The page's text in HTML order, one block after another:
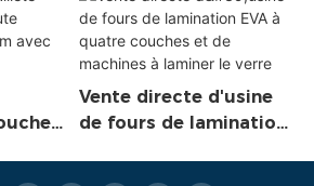
Vente directe d'usine
de fours de lamination